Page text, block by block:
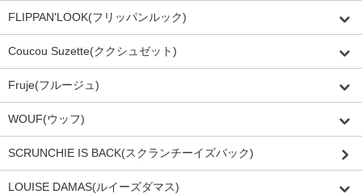
FLIPPAN'LOOK(フリッパンルック)
Coucou Suzette(ククシュゼット)
Fruje(フルージュ)
WOUF(ウッフ)
SCRUNCHIE IS BACK(スクランチーイズバック)
LOUISE DAMAS(ルイーズダマス)